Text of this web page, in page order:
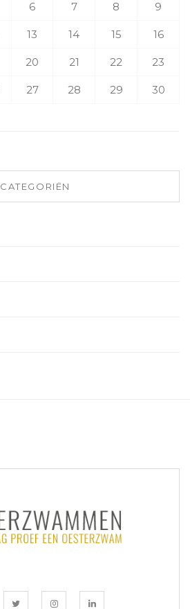
6 7 8 9
13 14 15 16
20 21 22 23
27 28 29 30
CATEGORIËN